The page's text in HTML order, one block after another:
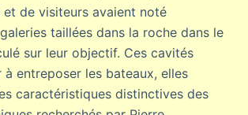
et de visiteurs avaient noté
taillées dans la roche dans le
sur leur objectif. Ces cavités
entreposer les bateaux, elles
caractéristiques distinctives des